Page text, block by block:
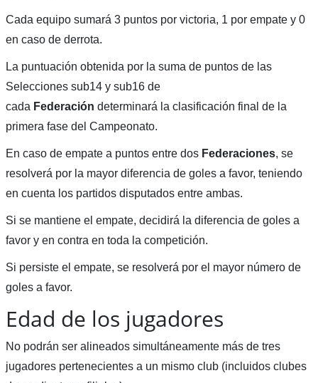
Cada equipo sumará 3 puntos por victoria, 1 por empate y 0
en caso de derrota.
La puntuación obtenida por la suma de puntos de las
Selecciones sub14 y sub16 de
cada Federación determinará la clasificación final de la
primera fase del Campeonato.
En caso de empate a puntos entre dos Federaciones, se
resolverá por la mayor diferencia de goles a favor, teniendo
en cuenta los partidos disputados entre ambas.
Si se mantiene el empate, decidirá la diferencia de goles a
favor y en contra en toda la competición.
Si persiste el empate, se resolverá por el mayor número de
goles a favor.
Edad de los jugadores
No podrán ser alineados simultáneamente más de tres
jugadores pertenecientes a un mismo club (incluidos clubes